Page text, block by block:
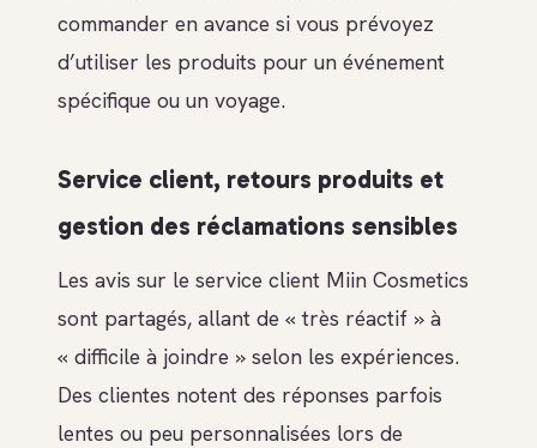
commander en avance si vous prévoyez
d’utiliser les produits pour un événement
spécifique ou un voyage.
Service client, retours produits et
gestion des réclamations sensibles
Les avis sur le service client Miin Cosmetics
sont partagés, allant de « très réactif » à
« difficile à joindre » selon les expériences.
Des clientes notent des réponses parfois
lentes ou peu personnalisées lors de